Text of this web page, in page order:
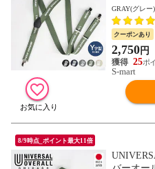
クリップ
i
GRAY(グレー)
クーポンあり
2,750円
25
S-mart
8/9時点_ポイント最大11倍